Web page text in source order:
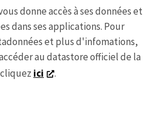
donne accès à ses données et
dans ses applications. Pour
et plus d'infomations,
au datastore officiel de la
ici .